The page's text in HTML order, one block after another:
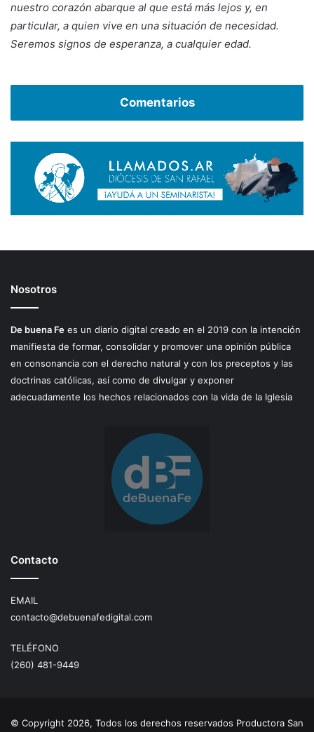
nuestro corazón abarque al que está más lejos y, en
particular, a quien vive en una situación de necesidad.
Seremos signos de esperanza, a cualquier edad.
Comentarios
Nosotros
De buena Fe es un diario digital creado en el 2019 con la intención
manifiesta de formar, consolidar y promover una opinión pública
en consonancia con el derecho natural y con los preceptos y las
doctrinas católicas, así como de divulgar y exponer
adecuadamente los hechos relacionados con la vida de la Iglesia
Contacto
EMAIL
contacto@debuenafedigital.com
TELÉFONO
(260) 481-9449
© Copyright 2026, Todos los derechos reservados Productora San